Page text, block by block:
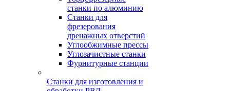
станки по алюминию
Станки для
фрезерования
дренажных отверстий
Углообжимные прессы
Углозачистные станки
Фурнитурные станции
Станки для изготовления и